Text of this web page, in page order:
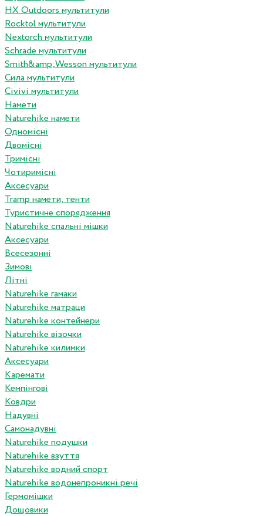
HX Outdoors мультитули
Rocktol мультитули
Nextorch мультитули
Schrade мультитули
Smith&amp;Wesson мультитули
Сила мультитули
Civivi мультитули
Намети
Naturehike намети
Одномісні
Двомісні
Тримісні
Чотиримісні
Аксесуари
Tramp намети, тенти
Туристичне спорядження
Naturehike спальні мішки
Аксесуари
Всесезонні
Зимові
Літні
Naturehike гамаки
Naturehike матраци
Naturehike контейнери
Naturehike візочки
Naturehike килимки
Аксесуари
Каремати
Кемпінгові
Ковдри
Надувні
Самонадувні
Naturehike подушки
Naturehike взуття
Naturehike водний спорт
Naturehike водонепроникні речі
Гермомішки
Дощовики